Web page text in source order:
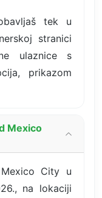
tek u
stranici
ulaznice s
prikazom
Mexico
City u
na lokaciji